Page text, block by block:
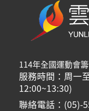
114年全國運動會
服務時間：周一
12:00~13:30)
聯絡電話：(05)-